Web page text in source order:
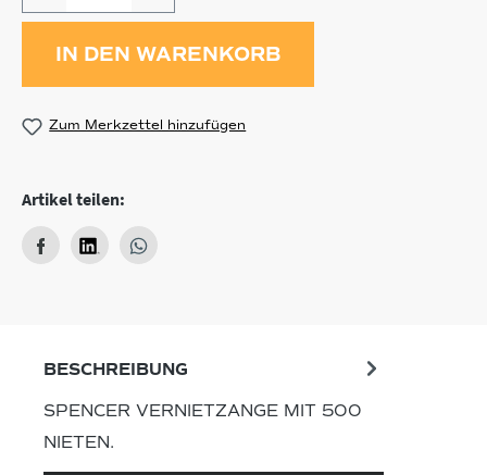
IN DEN WARENKORB
Zum Merkzettel hinzufügen
Artikel teilen:
BESCHREIBUNG
SPENCER VERNIETZANGE MIT 500
NIETEN.